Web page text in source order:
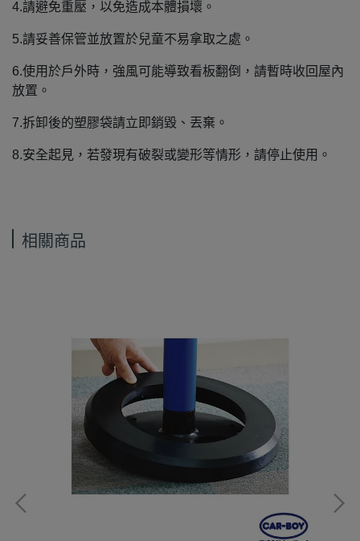
4.請避免重壓，以免造成本體損壞。
5.請妥善保管並放置於兒童不易拿取之處。
6.使用於戶外時，強風可能導致看板翻倒，請暫時收回屋內
放置。
7.拆卸後的塑膠袋請立即銷毀、丟棄。
8.安全起見，若發現有破裂或變形等情形，請停止使用。
相關商品